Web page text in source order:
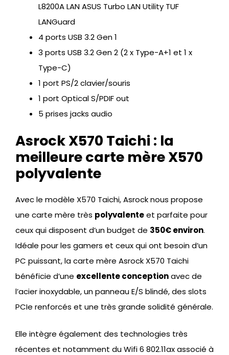
L8200A LAN ASUS Turbo LAN Utility TUF
LANGuard
4 ports USB 3.2 Gen 1
3 ports USB 3.2 Gen 2 (2 x Type-A+1 et 1 x
Type-C)
1 port PS/2 clavier/souris
1 port Optical S/PDIF out
5 prises jacks audio
Asrock X570 Taichi : la
meilleure carte mère X570
polyvalente
Avec le modèle X570 Taichi, Asrock nous propose
une carte mère très polyvalenteet parfaite pour
ceux qui disposent d’un budget de 350€ environ.
Idéale pour les gamers et ceux qui ont besoin d’un
PC puissant, la carte mère Asrock X570 Taichi
bénéficie d’une excellente conceptionavec de
l’acier inoxydable, un panneau E/S blindé, des slots
PCIe renforcés et une très grande solidité générale.
Elle intègre également des technologies très
récentes et notamment du Wifi 6 802.11ax associé à